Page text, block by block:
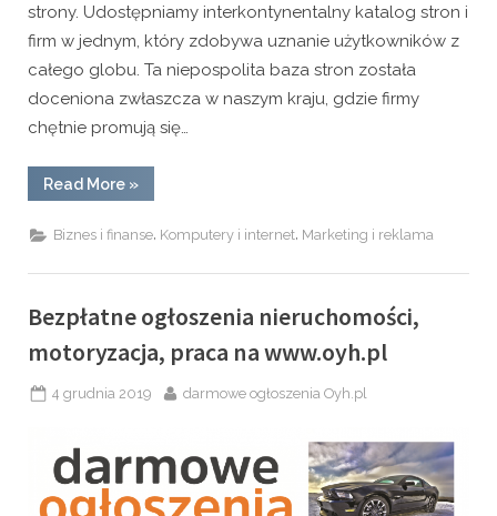
strony. Udostępniamy interkontynentalny katalog stron i
firm w jednym, który zdobywa uznanie użytkowników z
całego globu. Ta niepospolita baza stron została
doceniona zwłaszcza w naszym kraju, gdzie firmy
chętnie promują się…
Read More“Bezpłatny
katalog
z
całego
»
Biznes i finanse, Komputery i internet, Marketing i reklama
Bezpłatne ogłoszenia nieruchomości,
motoryzacja, praca na www.oyh.pl
Posted
4 grudnia 2019 By
darmowe ogłoszenia Oyh.pl